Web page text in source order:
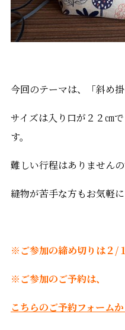
今回のテーマは、「斜め掛
サイズは入り口が２２㎝
す。
難しい行程はありませんの
縫物が苦手な方もお気軽に
※ご参加の締め切りは２/
※ご参加のご予約は、
こちらのご予約フォーム